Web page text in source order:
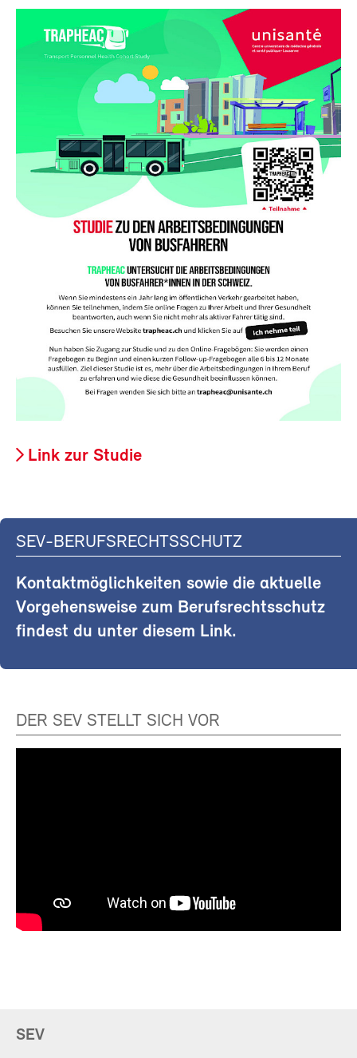
Link zur Studie
SEV-BERUFSRECHTSSCHUTZ
Kontaktmöglichkeiten sowie die aktuelle
Vorgehensweise zum Berufsrechtsschutz
findest du unter diesem Link.
DER SEV STELLT SICH VOR
SEV